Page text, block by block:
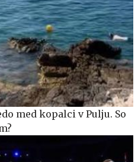
med kopalci v Pulju. So